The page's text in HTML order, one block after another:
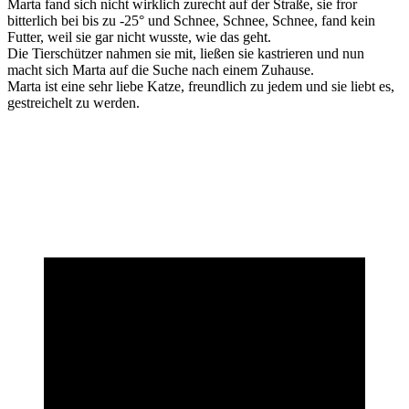
Marta fand sich nicht wirklich zurecht auf der Straße, sie fror
bitterlich bei bis zu -25° und Schnee, Schnee, Schnee, fand kein
Futter, weil sie gar nicht wusste, wie das geht.
Die Tierschützer nahmen sie mit, ließen sie kastrieren und nun
macht sich Marta auf die Suche nach einem Zuhause.
Marta ist eine sehr liebe Katze, freundlich zu jedem und sie liebt es,
gestreichelt zu werden.